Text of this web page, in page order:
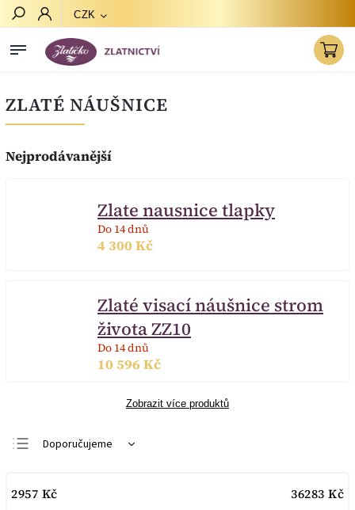
CZK
ZLATÉ NÁUŠNICE
Nejprodávanější
Zlate nausnice tlapky
Do 14 dnů
4 300 Kč
Zlaté visací náušnice strom
života ZZ10
Do 14 dnů
10 596 Kč
Zobrazit více produktů
Doporučujeme
Nejdražší
2957 Kč 36283 Kč